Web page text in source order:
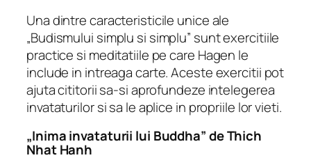
Una dintre caracteristicile unice ale
„Budismului simplu si simplu” sunt exercitiile
practice si meditatiile pe care Hagen le
include in intreaga carte. Aceste exercitii pot
ajuta cititorii sa-si aprofundeze intelegerea
invataturilor si sa le aplice in propriile lor vieti.
„Inima invataturii lui Buddha” de Thich
Nhat Hanh